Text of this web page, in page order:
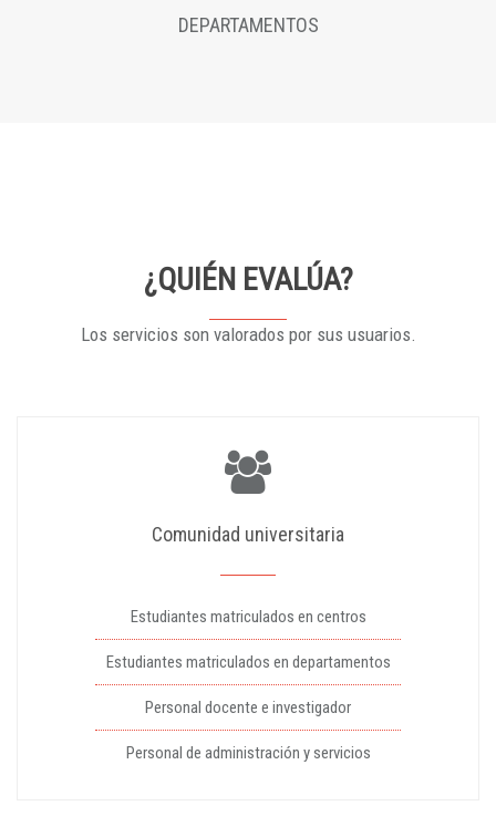
DEPARTAMENTOS
¿QUIÉN EVALÚA?
Los servicios son valorados por sus usuarios.
Comunidad universitaria
Estudiantes matriculados en centros
Estudiantes matriculados en departamentos
Personal docente e investigador
Personal de administración y servicios